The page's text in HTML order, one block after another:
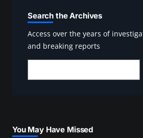
Search the Archives
Access over the years of
and breaking reports
e
h
You May Have Missed